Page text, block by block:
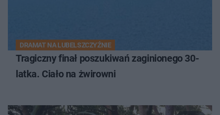
DRAMAT NA LUBELSZCZYŹNIE
Tragiczny finał poszukiwań zaginionego 30-
latka. Ciało na żwirowni